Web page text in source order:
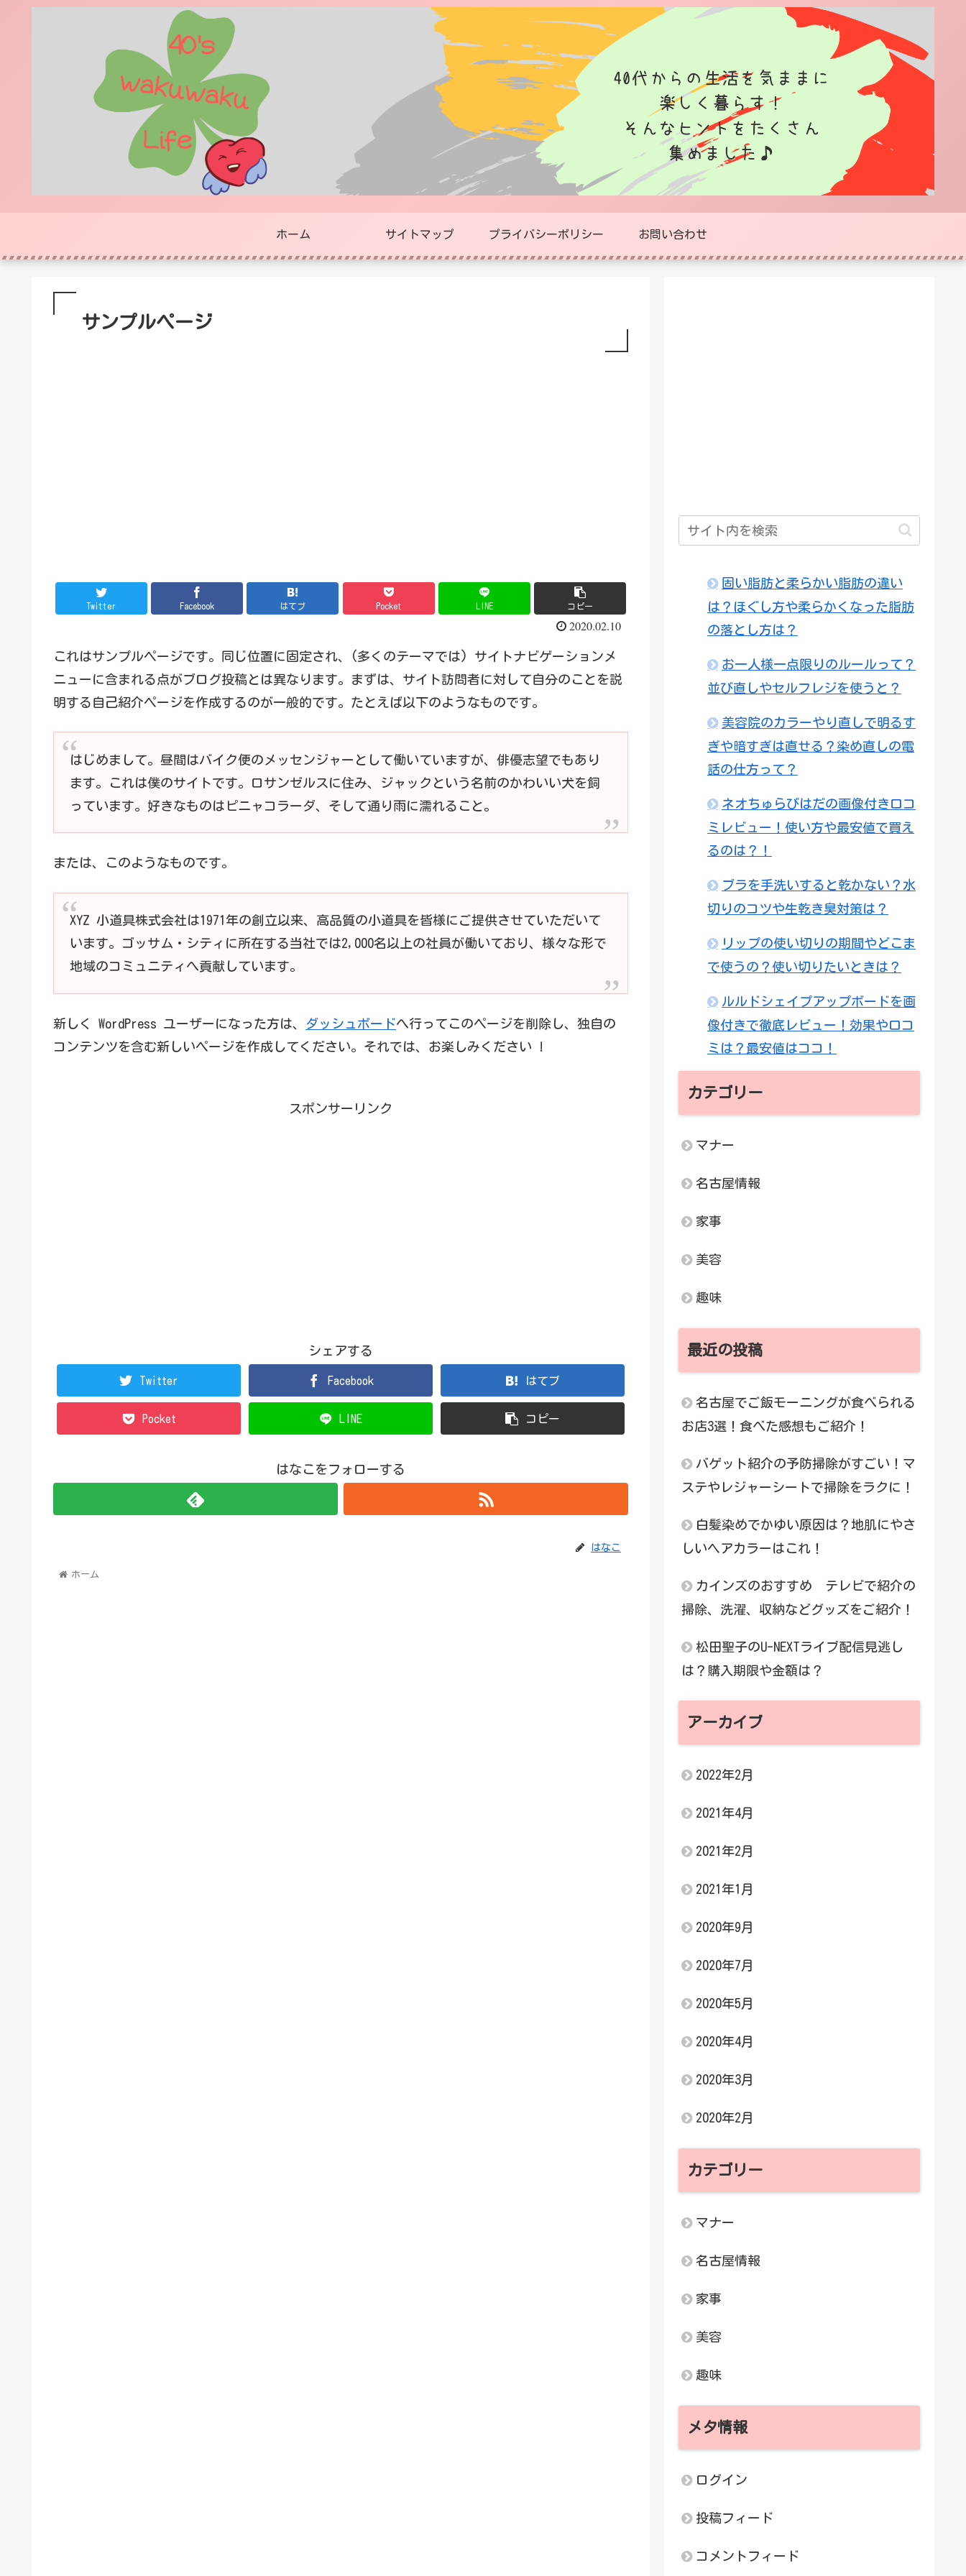
ホーム サイトマップ プライバシーポリシー お問い合わせ
サンプルページ
Twitter Facebook はてブ Pocket LINE コピー
2020.02.10
これはサンプルページです。同じ位置に固定され、(多くのテーマでは) サイトナビゲーションメ
ニューに含まれる点がブログ投稿とは異なります。まずは、サイト訪問者に対して自分のことを説
明する自己紹介ページを作成するのが一般的です。たとえば以下のようなものです。
はじめまして。昼間はバイク便のメッセンジャーとして働いていますが、俳優志望でもあり
ます。これは僕のサイトです。ロサンゼルスに住み、ジャックという名前のかわいい犬を飼
っています。好きなものはピニャコラーダ、そして通り雨に濡れること。
または、このようなものです。
XYZ 小道具株式会社は1971年の創立以来、高品質の小道具を皆様にご提供させていただいて
います。ゴッサム・シティに所在する当社では2,000名以上の社員が働いており、様々な形で
地域のコミュニティへ貢献しています。
新しく WordPress ユーザーになった方は、 ダッシュボードへ行ってこのページを削除し、独自の
コンテンツを含む新しいページを作成してください。それでは、お楽しみください !
スポンサーリンク
シェアする
Twitter Facebook はてブ
Pocket LINE コピー
はなこをフォローする
はなこ
ホーム
固い脂肪と柔らかい脂肪の違い
は？ほぐし方や柔らかくなった脂肪
の落とし方は？
お一人様一点限りのルールって？
並び直しやセルフレジを使うと？
美容院のカラーやり直しで明るす
ぎや暗すぎは直せる？染め直しの電
話の仕方って？
ネオちゅらびはだの画像付き口コ
ミレビュー！使い方や最安値で買え
るのは？！
ブラを手洗いすると乾かない？水
切りのコツや生乾き臭対策は？
リップの使い切りの期間やどこま
で使うの？使い切りたいときは？
ルルドシェイプアップボードを画
像付きで徹底レビュー！効果や口コ
ミは？最安値はココ！
カテゴリー
マナー
名古屋情報
家事
美容
趣味
最近の投稿
名古屋でご飯モーニングが食べられる
お店3選！食べた感想もご紹介！
バゲット紹介の予防掃除がすごい！マ
ステやレジャーシートで掃除をラクに！
白髪染めでかゆい原因は？地肌にやさ
しいヘアカラーはこれ！
カインズのおすすめ テレビで紹介の
掃除、洗濯、収納などグッズをご紹介！
松田聖子のU-NEXTライブ配信見逃し
は？購入期限や金額は？
アーカイブ
2022年2月
2021年4月
2021年2月
2021年1月
2020年9月
2020年7月
2020年5月
2020年4月
2020年3月
2020年2月
カテゴリー
マナー
名古屋情報
家事
美容
趣味
メタ情報
ログイン
投稿フィード
コメントフィード